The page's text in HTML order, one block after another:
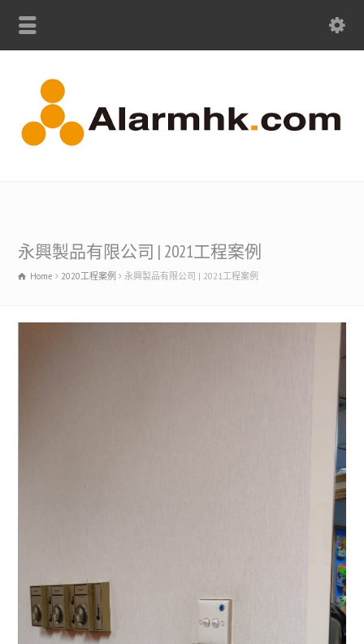
永興製品有限公司 | 2021工程案例
Home 2020工程案例 永興製品有限公司 | 2021工程案例